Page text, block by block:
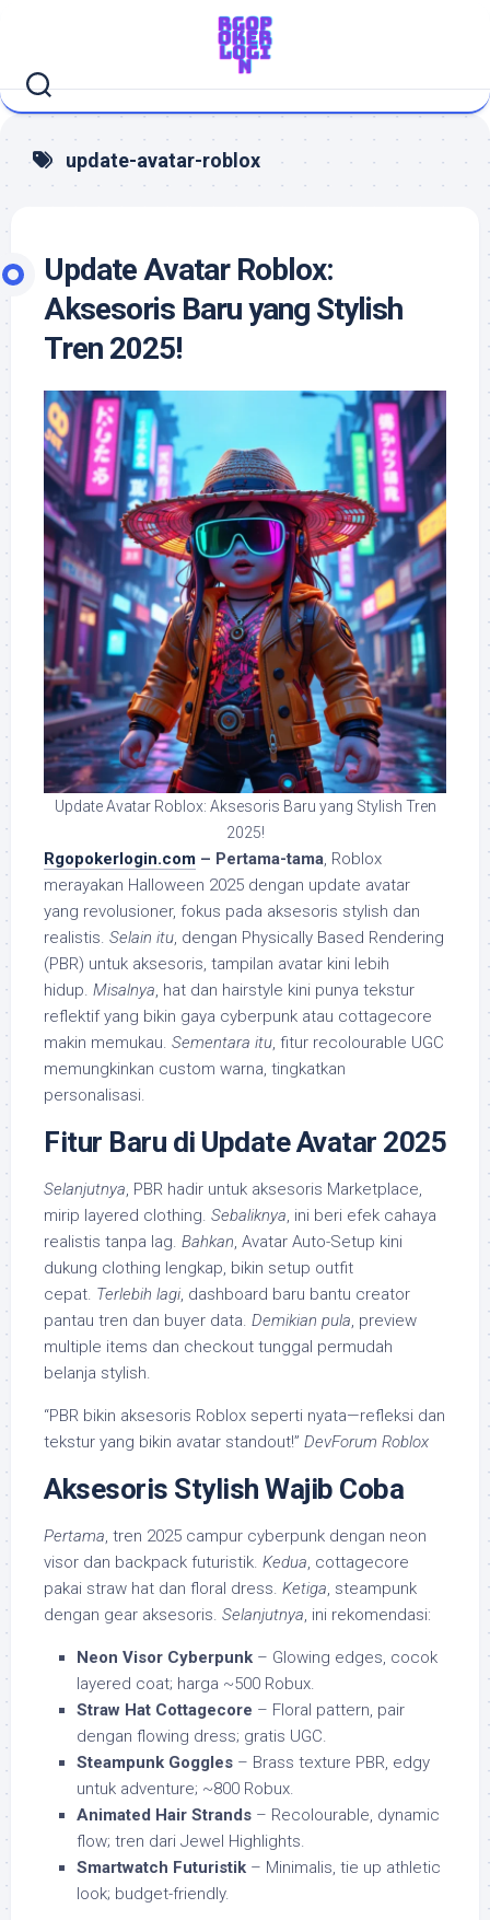
update-avatar-roblox
Update Avatar Roblox:
Aksesoris Baru yang Stylish
Tren 2025!
Update Avatar Roblox: Aksesoris Baru yang Stylish Tren
2025!
Rgopokerlogin.com – Pertama-tama, Roblox
merayakan Halloween 2025 dengan update avatar
yang revolusioner, fokus pada aksesoris stylish dan
realistis. Selain itu, dengan Physically Based Rendering
(PBR) untuk aksesoris, tampilan avatar kini lebih
hidup. Misalnya, hat dan hairstyle kini punya tekstur
reflektif yang bikin gaya cyberpunk atau cottagecore
makin memukau. Sementara itu, fitur recolourable UGC
memungkinkan custom warna, tingkatkan
personalisasi.
Fitur Baru di Update Avatar 2025
Selanjutnya, PBR hadir untuk aksesoris Marketplace,
mirip layered clothing. Sebaliknya, ini beri efek cahaya
realistis tanpa lag. Bahkan, Avatar Auto-Setup kini
dukung clothing lengkap, bikin setup outfit
cepat. Terlebih lagi, dashboard baru bantu creator
pantau tren dan buyer data. Demikian pula, preview
multiple items dan checkout tunggal permudah
belanja stylish.
“PBR bikin aksesoris Roblox seperti nyata—refleksi dan
tekstur yang bikin avatar standout!” DevForum Roblox
Aksesoris Stylish Wajib Coba
Pertama, tren 2025 campur cyberpunk dengan neon
visor dan backpack futuristik. Kedua, cottagecore
pakai straw hat dan floral dress. Ketiga, steampunk
dengan gear aksesoris. Selanjutnya, ini rekomendasi:
Neon Visor Cyberpunk – Glowing edges, cocok
layered coat; harga ~500 Robux.
Straw Hat Cottagecore – Floral pattern, pair
dengan flowing dress; gratis UGC.
Steampunk Goggles – Brass texture PBR, edgy
untuk adventure; ~800 Robux.
Animated Hair Strands – Recolourable, dynamic
flow; tren dari Jewel Highlights.
Smartwatch Futuristik – Minimalis, tie up athletic
look; budget-friendly.